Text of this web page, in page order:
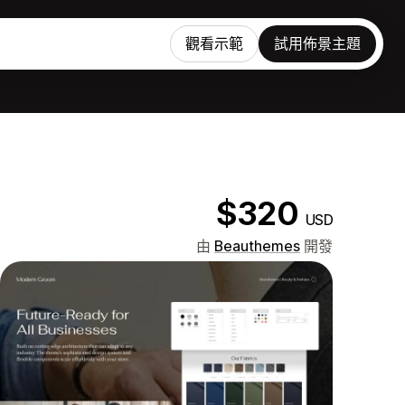
觀看示範 試用佈景主題
$320 USD
由 Beauthemes 開發